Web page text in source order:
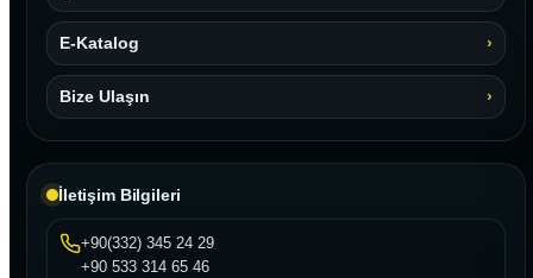
E-Katalog
Bize Ulaşın
İletişim Bilgileri
+90(332) 345 24 29
+90 533 314 65 46